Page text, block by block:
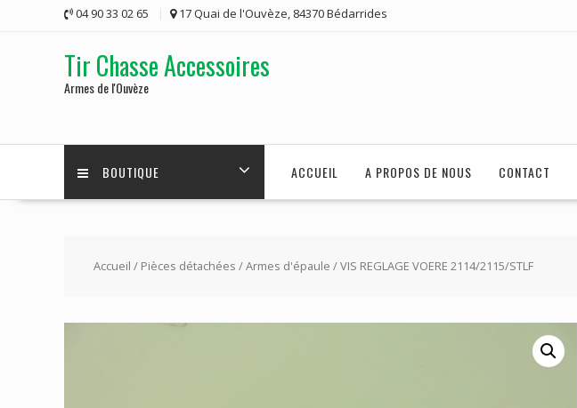
04 90 33 02 65 17 Quai de l'Ouvèze, 84370 Bédarrides
Tir Chasse Accessoires
Armes de l'Ouvèze
BOUTIQUE ACCUEIL A PROPOS DE NOUS CONTACT
Accueil / Pièces détachées /Armes d'épaule / VIS REGLAGE VOERE 2114/2115/STLF